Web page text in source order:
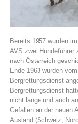
Bereits 1957 wurden
AVS zwei Hundeführer
nach Österreich
Ende 1963 wurden
Bergrettungsdienst
Bergrettungsdienst
nicht lange und auch
Gefallen an der neuen
Ausland (Schweiz,